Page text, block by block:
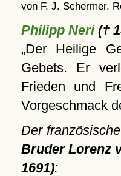
von F. J. Schermer.
Philipp Neri(†
Der Heilige
Gebets. Er
Frieden und
Vorgeschmack
Der französische
Bruder Lorenz
1691):